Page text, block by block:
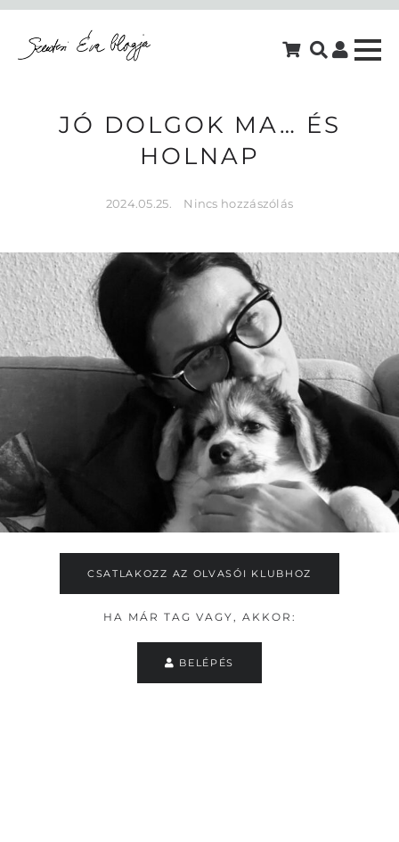
JÓ DOLGOK MA… ÉS
HOLNAP
2024.05.25. Nincs hozzászólás
CSATLAKOZZ AZ OLVASÓI KLUBHOZ
HA MÁR TAG VAGY, AKKOR:
BELÉPÉS